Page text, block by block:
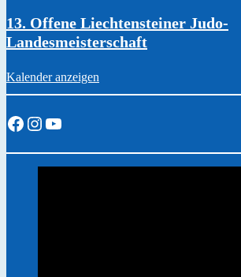
13. Offene Liechtensteiner Judo-
Landesmeisterschaft
Kalender anzeigen
Facebook
Instagram
YouTube